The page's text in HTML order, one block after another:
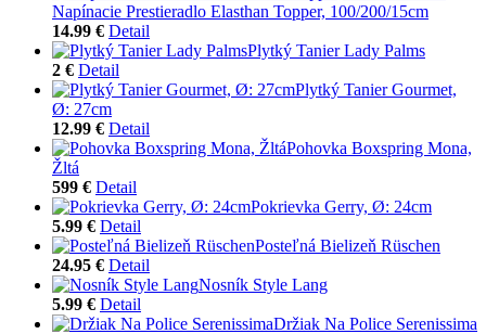
Napínacie Prestieradlo Elasthan Topper, 100/200/15cm
14.99 € Detail
Plytký Tanier Lady Palms
2 € Detail
Plytký Tanier Gourmet,
Ø: 27cm
12.99 € Detail
Pohovka Boxspring Mona,
Žltá
599 € Detail
Pokrievka Gerry, Ø: 24cm
5.99 € Detail
Posteľná Bielizeň Rüschen
24.95 € Detail
Nosník Style Lang
5.99 € Detail
Držiak Na Police Serenissima